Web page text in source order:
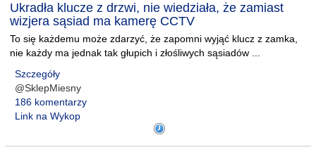
Ukradła klucze z drzwi, nie wiedziała, że zamiast
wizjera sąsiad ma kamerę CCTV
To się każdemu może zdarzyć, że zapomni wyjąć klucz z zamka,
nie każdy ma jednak tak głupich i złośliwych sąsiadów ...
Szczegóły
@SklepMiesny
186 komentarzy
Link na Wykop